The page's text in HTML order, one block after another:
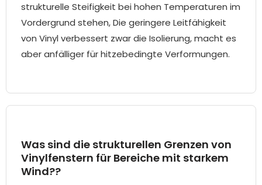
strukturelle Steifigkeit bei hohen Temperaturen im
Vordergrund stehen, Die geringere Leitfähigkeit
von Vinyl verbessert zwar die Isolierung, macht es
aber anfälliger für hitzebedingte Verformungen.
Was sind die strukturellen Grenzen von
Vinylfenstern für Bereiche mit starkem
Wind??